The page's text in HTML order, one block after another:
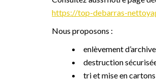
https://top-debarras-
Nous proposons :
enlèvement
destruction
tri et mise en cartons